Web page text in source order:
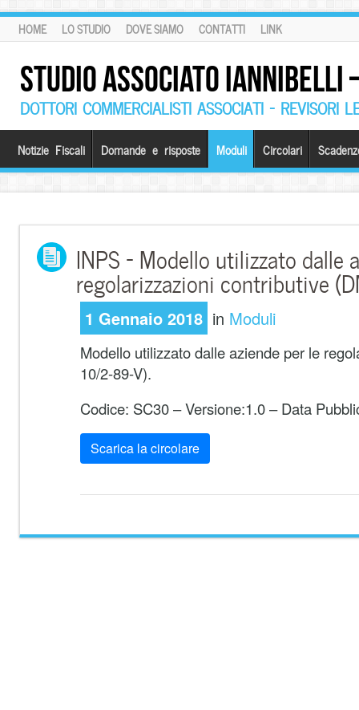
HOME LO STUDIO DOVE SIAMO CONTATTI LINK
STUDIO ASSOCIATO
DOTTORI COMMERCIALISTI ASSOCIATI – REVISORI
Notizie Fiscali Domande e risposte Moduli Circolari
INPS – Modello utilizzato dalle
regolarizzazioni contributive
1 Gennaio 2018 in Moduli
Modello utilizzato dalle aziende per le
10/2-89-V).
Codice: SC30 – Versione:1.0 – Data
Scarica la circolare